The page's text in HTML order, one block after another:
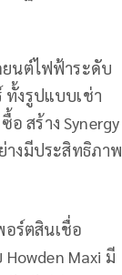
ยนต์ไฟฟ้าระดับ
ทั้งรูปแบบเช่า
สร้าง Synergy
างมีประสิทธิภาพ
อร์ตสินเชื่อ
Maxi มี